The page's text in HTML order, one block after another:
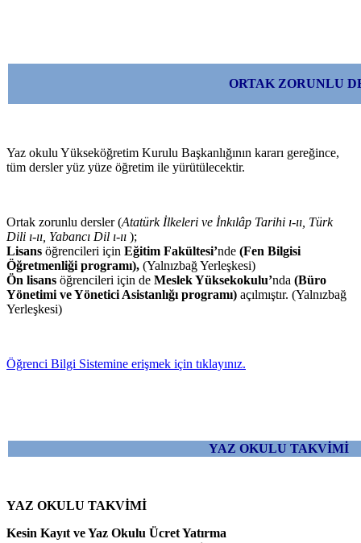
ORTAK ZORUNLU
Yaz okulu Yükseköğretim Kurulu Başkanlığının kararı gereğince,
tüm dersler yüz yüze öğretim ile yürütülecektir.
Ortak zorunlu dersler (Atatürk İlkeleri ve İnkılâp Tarihi ı-ıı, Türk
Dili ı-ıı, Yabancı Dil ı-ıı );
Lisans öğrencileri için Eğitim Fakültesi’nde (Fen Bilgisi
Öğretmenliği programı), (Yalnızbağ Yerleşkesi)
Ön lisans öğrencileri için de Meslek Yüksekokulu’nda (Büro
Yönetimi ve Yönetici Asistanlığı programı) açılmıştır. (Yalnızbağ
Yerleşkesi)
Öğrenci Bilgi Sistemine erişmek için tıklayınız.
YAZ OKULU TAKVİMİ
YAZ OKULU TAKVİMİ
Kesin Kayıt ve Yaz Okulu Ücret Yatırma